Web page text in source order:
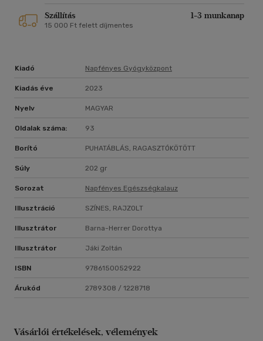
Szállítás 1-3 munkanap
15 000 Ft felett díjmentes
Kiadó Napfényes Gyógyközpont
Kiadás éve 2023
Nyelv MAGYAR
Oldalak száma: 93
Borító PUHATÁBLÁS, RAGASZTÓKÖTÖTT
Súly 202 gr
Sorozat Napfényes Egészségkalauz
Illusztráció SZÍNES, RAJZOLT
Illusztrátor Barna-Herrer Dorottya
Illusztrátor Jáki Zoltán
ISBN 9786150052922
Árukód 2789308 / 1228718
Vásárlói értékelések, vélemények